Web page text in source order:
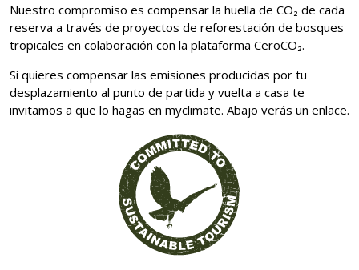
Nuestro compromiso es compensar la huella de CO₂ de cada
reserva a través de proyectos de reforestación de bosques
tropicales en colaboración con la plataforma CeroCO₂.
Si quieres compensar las emisiones producidas por tu
desplazamiento al punto de partida y vuelta a casa te
invitamos a que lo hagas en myclimate. Abajo verás un enlace.